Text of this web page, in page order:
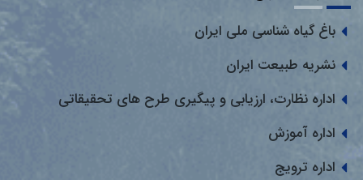
باغ گیاه شناسی ملی ایران
نشریه طبیعت ایران
اداره نظارت، ارزیابی و پیگیری طرح های تحقیقاتی
اداره آموزش
اداره ترویج